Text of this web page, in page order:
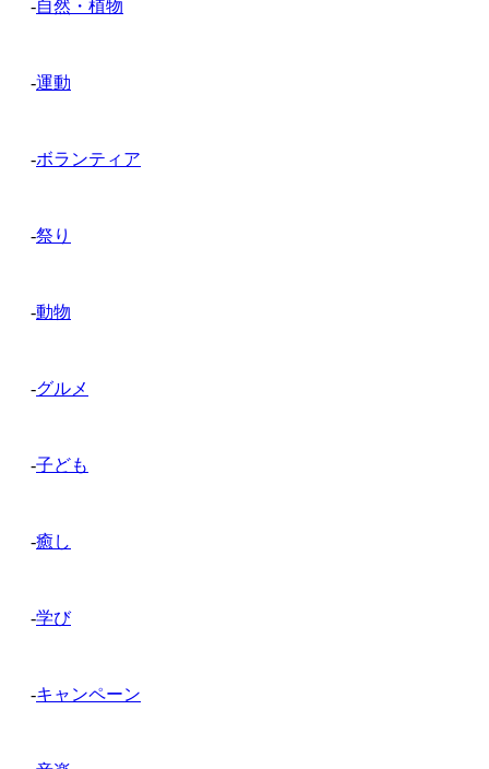
-自然・植物
-運動
-ボランティア
-祭り
-動物
-グルメ
-子ども
-癒し
-学び
-キャンペーン